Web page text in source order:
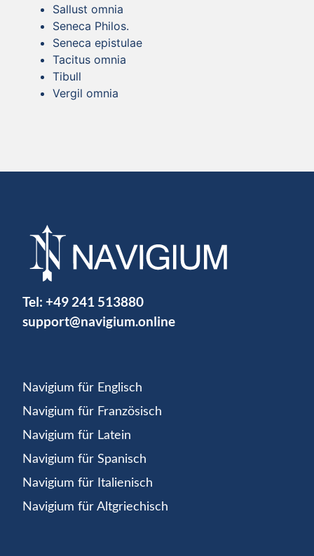
Sallust omnia
Seneca Philos.
Seneca epistulae
Tacitus omnia
Tibull
Vergil omnia
Tel: +49 241 513880
support@navigium.online
Navigium für Englisch
Navigium für Französisch
Navigium für Latein
Navigium für Spanisch
Navigium für Italienisch
Navigium für Altgriechisch